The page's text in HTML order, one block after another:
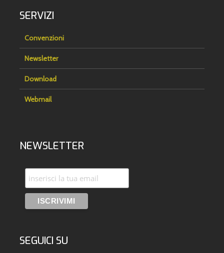
SERVIZI
Convenzioni
Newsletter
Download
Webmail
NEWSLETTER
SEGUICI SU